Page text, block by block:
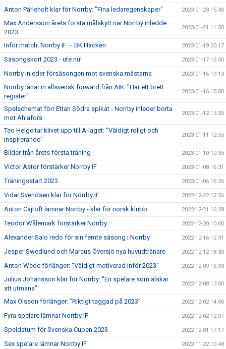
Anton Pärleholt klar för Norrby: "Fina ledaregenskaper" 2023-01-23 15:30
Max Andersson årets första målskytt när Norrby inledde
2023
2023-01-21 11:50
Inför match: Norrby IF – BK Häcken 2023-01-19 20:17
Säsongskort 2023 - ute nu! 2023-01-17 15:00
Norrby inleder försäsongen mot svenska mästarna 2023-01-16 19:13
Norrby lånar in allsvensk forward från AIK: "Har ett brett
register"
2023-01-16 15:00
Spelschemat förr Ettan Södra spikat - Norrby inleder borta
mot Ahlafors
2023-01-12 13:35
Teo Helge tar klivet upp till A-laget: "Väldigt roligt och
inspirerande"
2023-01-11 12:55
Bilder från årets första träning 2023-01-10 10:35
Victor Astor förstärker Norrby IF 2023-01-08 16:31
Träningsstart 2023 2023-01-06 15:26
Vidar Svendsen klar för Norrby IF 2022-12-22 12:56
Anton Cajtoft lämnar Norrby - klar för norsk klubb 2022-12-21 16:28
Teodor Wålemark förstärker Norrby 2022-12-20 10:00
Alexander Salo redo för sin femte säsong i Norrby 2022-12-16 12:31
Jesper Swedlund och Marcus Översjö nya huvudtränare 2022-12-12 18:30
Anton Wede förlänger: ”Väldigt motiverad inför 2023" 2022-12-09 16:33
Julius Johansson klar för Norrby: "En spelare som älskar
att utmana"
2022-12-08 13:00
Max Olsson förlänger: ”Riktigt taggad på 2023” 2022-12-02 14:00
Fyra spelare lämnar Norrby IF 2022-12-02 12:07
Speldatum för Svenska Cupen 2023 2022-12-01 17:17
Sex spelare lämnar Norrby IF 2022-11-22 10:48